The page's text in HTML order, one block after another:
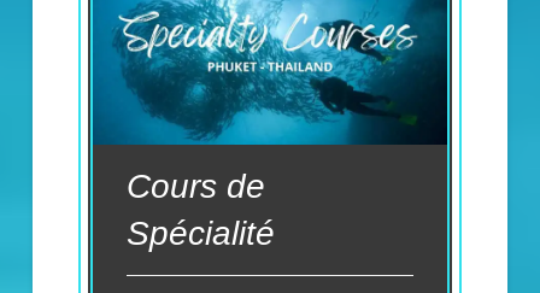
Cours de
Spécialité